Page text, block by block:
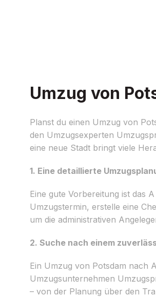
Umzug von
Planst du einen Umzug von
den Umzugsexperten
eine neue Stadt bringt viele
1. Eine detaillierte
Eine gute Vorbereitung ist das
Umzugstermin, erstelle eine
um die administrativen
2. Suche nach einem
Ein Umzug von Potsdam nach
Umzugsunternehmen
– von der Planung über den